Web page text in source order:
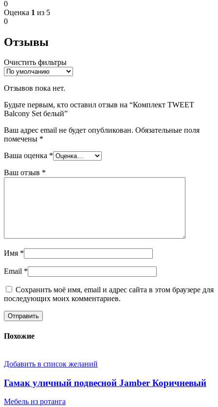
0
Оценка 1 из 5
0
Отзывы
Очистить фильтры
Отзывов пока нет.
Будьте первым, кто оставил отзыв на “Комплект TWEET
Balcony Set белый”
Ваш адрес email не будет опубликован. Обязательные поля
помечены *
Ваша оценка *
Ваш отзыв *
Имя *
Email *
Сохранить моё имя, email и адрес сайта в этом браузере для
последующих моих комментариев.
Похожие
Добавить в список желаний
Гамак уличный подвесной Jamber Коричневый
Мебель из ротанга